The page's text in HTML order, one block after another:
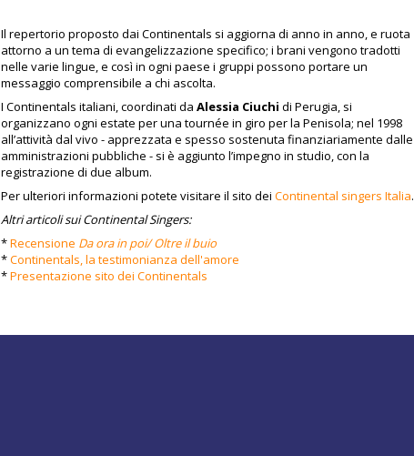
Il repertorio proposto dai Continentals si aggiorna di anno in anno, e ruota
attorno a un tema di evangelizzazione specifico; i brani vengono tradotti
nelle varie lingue, e così in ogni paese i gruppi possono portare un
messaggio comprensibile a chi ascolta.
I Continentals italiani, coordinati da Alessia Ciuchi di Perugia, si
organizzano ogni estate per una tournée in giro per la Penisola; nel 1998
all’attività dal vivo - apprezzata e spesso sostenuta finanziariamente dalle
amministrazioni pubbliche - si è aggiunto l’impegno in studio, con la
registrazione di due album.
Per ulteriori informazioni potete visitare il sito dei Continental singers Italia.
Altri articoli sui Continental Singers:
*Recensione Da ora in poi/ Oltre il buio
*Continentals, la testimonianza dell'amore
*Presentazione sito dei Continentals